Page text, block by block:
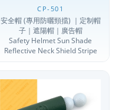
CP-501
安全帽 (專用防曬頸擋) ｜定制帽
子｜遮陽帽｜廣告帽
Safety Helmet Sun Shade
Reflective Neck Shield Stripe